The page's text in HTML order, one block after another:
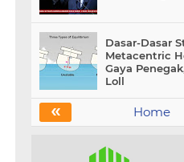
Dasar-Dasar
Metacentric
Gaya
Loll
« Home